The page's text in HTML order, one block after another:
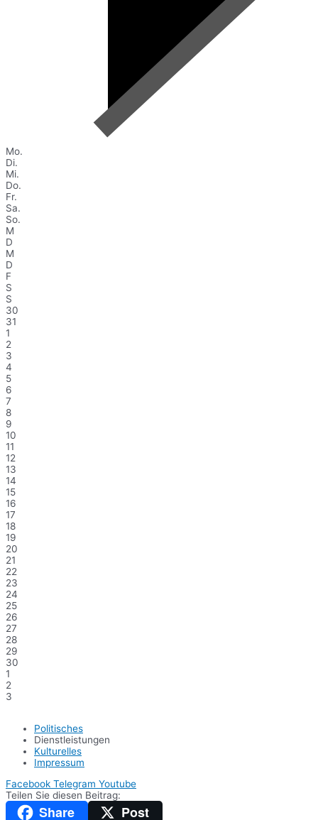
Mo.
Di.
Mi.
Do.
Fr.
Sa.
So.
M
D
M
D
F
S
S
30
31
1
2
3
4
5
6
7
8
9
10
11
12
13
14
15
16
17
18
19
20
21
22
23
24
25
26
27
28
29
30
1
2
3
Politisches
Dienstleistungen
Kulturelles
Impressum
Facebook Telegram Youtube
Teilen Sie diesen Beitrag:
Share Post